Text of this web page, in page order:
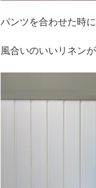
パンツを合わせた時
風合いのいいリネン